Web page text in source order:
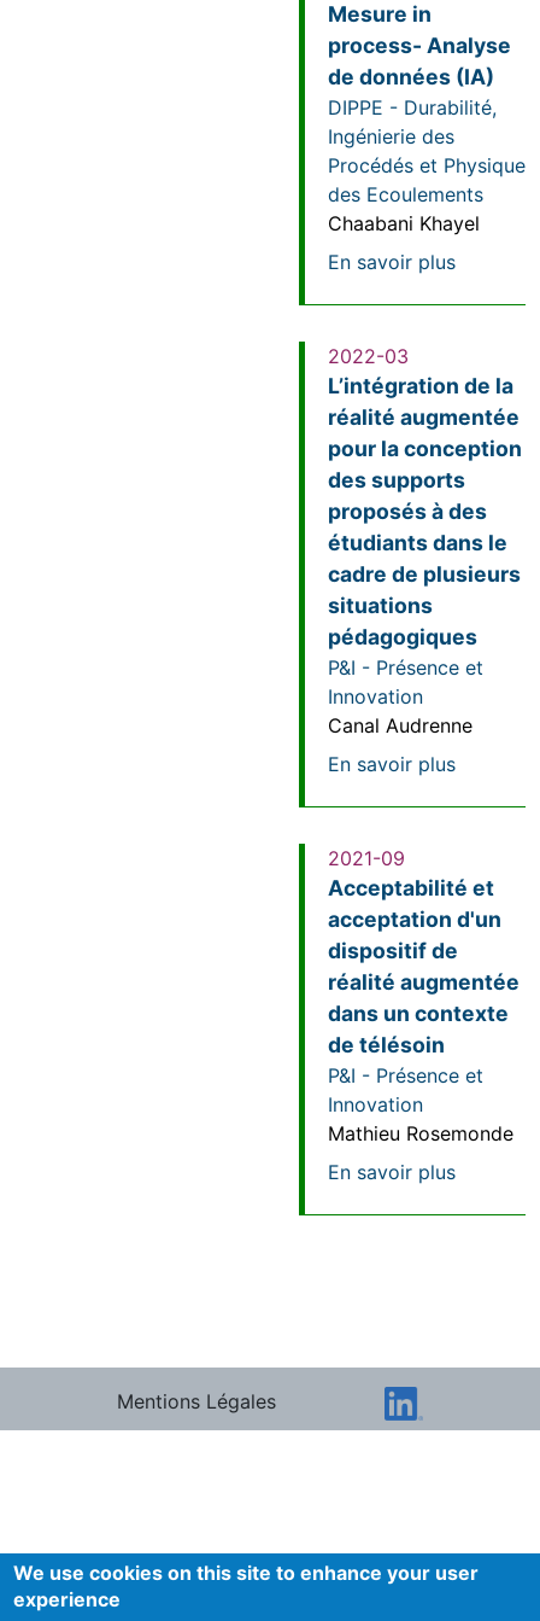
Mesure in
process- Analyse
de données (IA)
DIPPE - Durabilité,
Ingénierie des
Procédés et Physique
des Ecoulements
Chaabani Khayel
En savoir plussur
2022-03
L’intégration de la
réalité augmentée
pour la conception
des supports
proposés à des
étudiants dans le
cadre de plusieurs
situations
pédagogiques
P&I - Présence et
Innovation
Canal Audrenne
En savoir plussur
2021-09
Acceptabilité et
acceptation d'un
dispositif de
réalité augmentée
dans un contexte
de télésoin
P&I - Présence et
Innovation
Mathieu Rosemonde
En savoir plussur
Mentions Légales
We use cookies on this site to enhance your user
experience